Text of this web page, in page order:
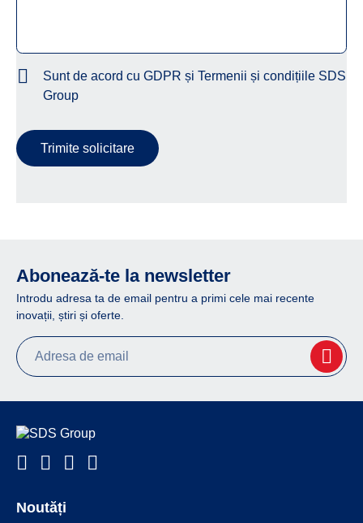
Sunt de acord cu GDPR și Termenii și condițiile SDS
Group
Trimite solicitare
Abonează-te la newsletter
Introdu adresa ta de email pentru a primi cele mai recente
inovații, știri și oferte.
Noutăți